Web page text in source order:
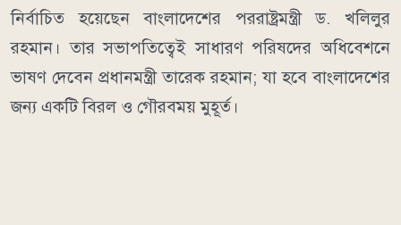
নির্বাচিত হয়েছেন বাংলাদেশের পররাষ্ট্রমন্ত্রী ড. খলিলুর
রহমান। তার সভাপতিত্বেই সাধারণ পরিষদের অধিবেশনে
ভাষণ দেবেন প্রধানমন্ত্রী তারেক রহমান; যা হবে বাংলাদেশের
জন্য একটি বিরল ও গৌরবময় মুহূর্ত।